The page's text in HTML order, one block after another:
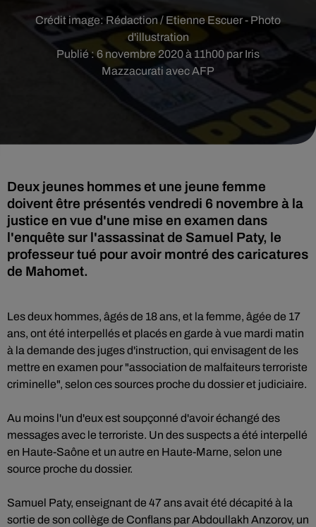
Publié : 6 novembre 2020 à 11h00 par Iris
Mazzacurati avec AFP
Crédit image: Rédaction / Etienne Escuer - Photo
d'illustration
Deux jeunes hommes et une jeune femme
doivent être présentés vendredi 6 novembre à la
justice en vue d'une mise en examen dans
l'enquête sur l'assassinat de Samuel Paty, le
professeur tué pour avoir montré des caricatures
de Mahomet.
Les deux hommes, âgés de 18 ans, et la femme, âgée de 17
ans, ont été interpellés et placés en garde à vue mardi matin
à la demande des juges d'instruction, qui envisagent de les
mettre en examen pour "association de malfaiteurs terroriste
criminelle", selon ces sources proche du dossier et judiciaire.
Au moins l'un d'eux est soupçonné d'avoir échangé des
messages avec le terroriste. Un des suspects a été interpellé
en Haute-Saône et un autre en Haute-Marne, selon une
source proche du dossier.
Samuel Paty, enseignant de 47 ans avait été décapité à la
sortie de son collège de Conflans par Abdoullakh Anzorov, un